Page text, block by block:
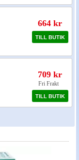
664 kr
TILL BUTIK
709 kr
Fri Frakt
TILL BUTIK